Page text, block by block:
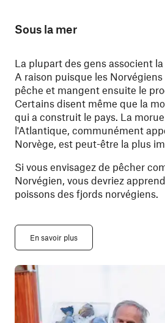
Sous la mer
La plupart des gens associent
A raison puisque les
pêche et mangent ensuite le
Certains disent même que la
qui a construit le pays. La
l'Atlantique, communément
Norvège, est peut-être la plus
Si vous envisagez de pêcher
Norvégien, vous devriez
poissons des fjords norvégiens.
En savoir plus